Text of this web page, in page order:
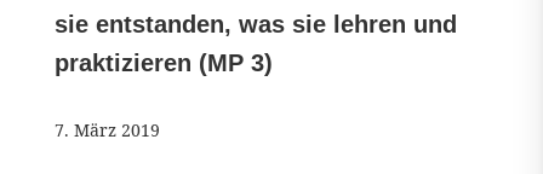
sie entstanden, was sie lehren und
praktizieren (MP 3)
7. März 2019